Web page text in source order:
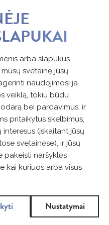
arba slapukus
svetainę jūsų
naudojimosi ja
veiklą, tokiu būdu
bei pardavimus, ir
pritaikytus skelbimus,
(įskaitant jūsų
svetainėse), ir jūsų
pakeisti naršyklės
kai kuriuos arba visus
Nustatymai